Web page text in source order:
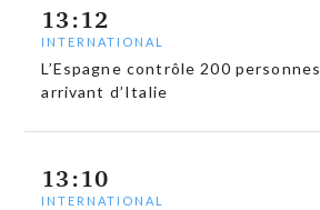
13:12
INTERNATIONAL
L’Espagne contrôle 200 personnes
arrivant d’Italie
13:10
INTERNATIONAL